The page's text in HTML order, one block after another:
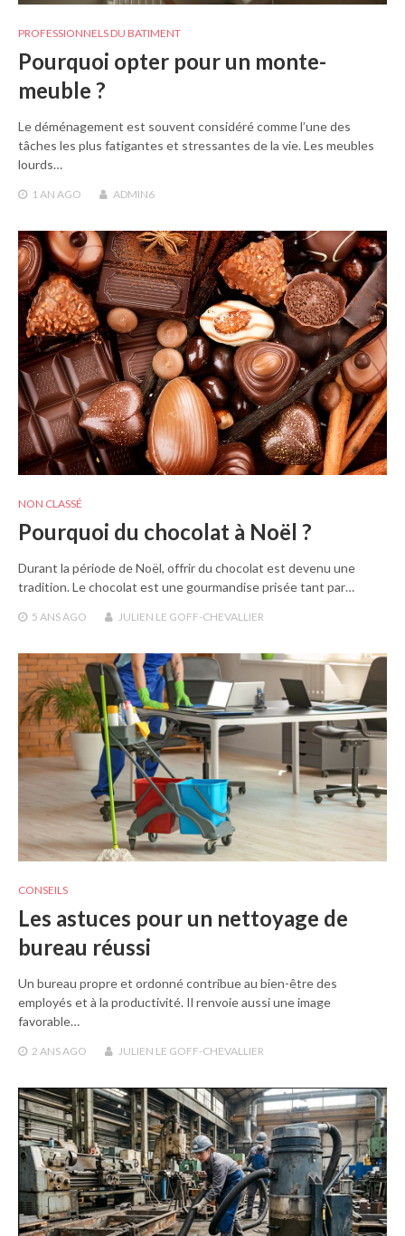
PROFESSIONNELS DU BATIMENT
Pourquoi opter pour un monte-
meuble ?
Le déménagement est souvent considéré comme l’une des
tâches les plus fatigantes et stressantes de la vie. Les meubles
lourds…
1 AN AGO ADMIN6
NON CLASSÉ
Pourquoi du chocolat à Noël ?
Durant la période de Noël, offrir du chocolat est devenu une
tradition. Le chocolat est une gourmandise prisée tant par…
5 ANS AGO JULIEN LE GOFF-CHEVALLIER
CONSEILS
Les astuces pour un nettoyage de
bureau réussi
Un bureau propre et ordonné contribue au bien-être des
employés et à la productivité. Il renvoie aussi une image
favorable…
2 ANS AGO JULIEN LE GOFF-CHEVALLIER